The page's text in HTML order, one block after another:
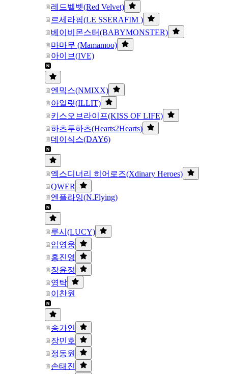
레드벨벳(Red Velvet)
르세라핌(LE SSERAFIM )
베이비몬스터(BABYMONSTER)
마마무 (Mamamoo)
아이브(IVE)
엔믹스(NMIXX)
아일릿(ILLIT)
키스오브라이프(KISS OF LIFE)
하츠투하츠(Hearts2Hearts)
데이식스(DAY6)
엑스디너리 히어로즈(Xdinary Heroes)
QWER
엔플라잉(N.Flying)
루시(LUCY)
임영웅
홍진영
장윤정
영탁
이찬원
송가인
장민호
정동원
손태진